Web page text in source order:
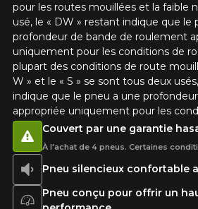
pour les routes mouillées et la faible
usé, le « DW » restant indique que le
profondeur de bande de roulement
uniquement pour les conditions de
plupart des conditions de route
W » et le « S » se sont tous deux
indique que le pneu a une
appropriée uniquement pour les
Pneu silencieux confortable
Pneu conçu pour offrir un
Couvert par une garantie
À l'achat de 4 pneus. Certaines